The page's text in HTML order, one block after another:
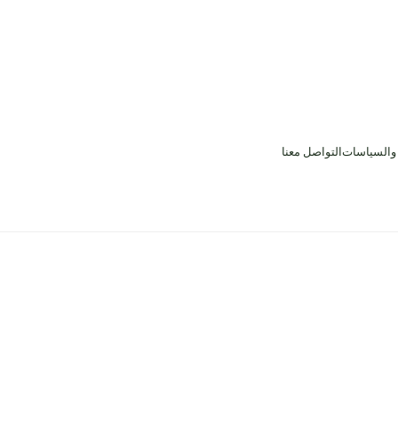
والسياساتالتواصل معنا